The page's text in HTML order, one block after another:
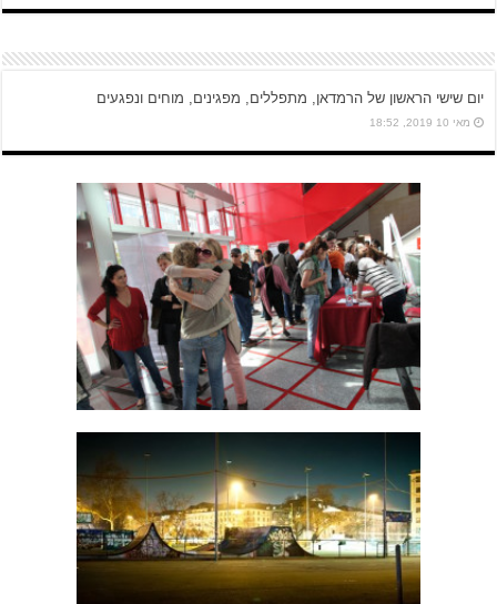
יום שישי הראשון של הרמדאן, מתפללים, מפגינים, מוחים ונפגעים
מאי 10 2019, 18:52